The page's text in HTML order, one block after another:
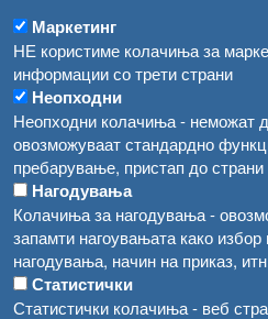
Маркетинг
НЕ користиме колачиња за
информации со трети страни
Неопходни
Неопходни колачиња - неможат
овозможуваат стандардно
пребарување, пристап до страни
Нагодувања
Колачиња за нагодувања -
запамти нагоувањата како избор
нагодувања, начин на приказ,
Статистички
Статистички колачиња - веб
ПОДОБРЕНА
ЖИВОТНИТЕ И
СИСТЕМОТ ЗА